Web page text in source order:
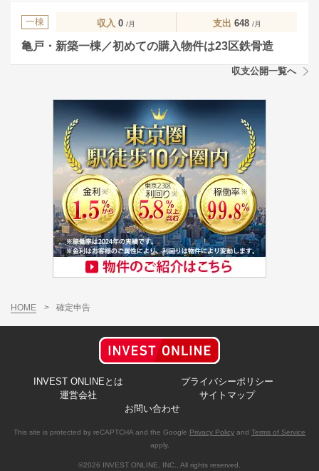
一棟 収入 0 /月 支出 648 /月
亀戸・新築一棟／初めての購入物件は23区鉄骨造
収支公開一覧へ
HOME > 確定申告
INVEST ONLINEとは
プライバシーポリシー
運営会社
サイトマップ
お問い合わせ
This site is protected by reCAPTCHA and the Google Privacy Policy and Terms of Service
apply.
©2026 INVEST ONLINE, INC., All rights reserved.